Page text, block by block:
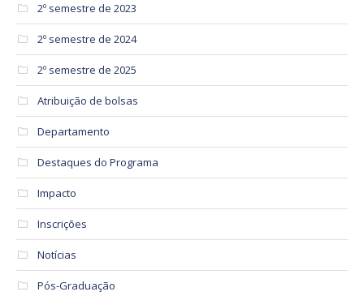
2º semestre de 2023
2º semestre de 2024
2º semestre de 2025
Atribuição de bolsas
Departamento
Destaques do Programa
Impacto
Inscrições
Notícias
Pós-Graduação